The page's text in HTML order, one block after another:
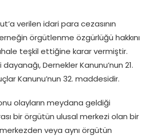
verilen idari para cezasının
örgütlenme özgürlüğü hakkını
teşkil ettiğine karar vermiştir.
Dernekler Kanunu’nun 21.
Kanunu’nun 32. maddesidir.
olayların meydana geldiği
bir örgütün ulusal merkezi olan bir
veya aynı örgütün